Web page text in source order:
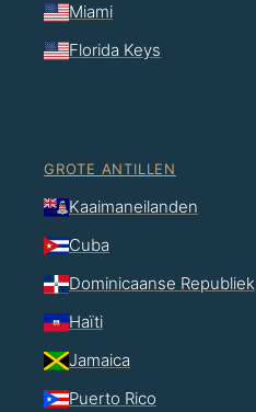
Miami
Florida Keys
GROTE ANTILLEN
Kaaimaneilanden
Cuba
Dominicaanse Republiek
Haïti
Jamaica
Puerto Rico